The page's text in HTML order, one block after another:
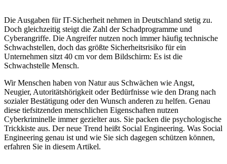
Die Ausgaben für IT-Sicherheit nehmen in Deutschland stetig zu.
Doch gleichzeitig steigt die Zahl der Schadprogramme und
Cyberangriffe. Die Angreifer nutzen noch immer häufig technische
Schwachstellen, doch das größte Sicherheitsrisiko für ein
Unternehmen sitzt 40 cm vor dem Bildschirm: Es ist die
Schwachstelle Mensch.
Wir Menschen haben von Natur aus Schwächen wie Angst,
Neugier, Autoritätshörigkeit oder Bedürfnisse wie den Drang nach
sozialer Bestätigung oder den Wunsch anderen zu helfen. Genau
diese tiefsitzenden menschlichen Eigenschaften nutzen
Cyberkriminelle immer gezielter aus. Sie packen die psychologische
Trickkiste aus. Der neue Trend heißt Social Engineering. Was Social
Engineering genau ist und wie Sie sich dagegen schützen können,
erfahren Sie in diesem Artikel.